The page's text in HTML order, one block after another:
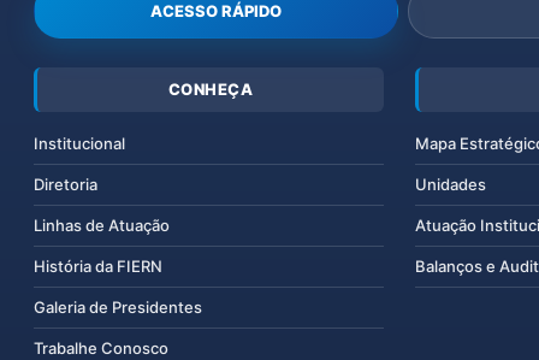
ACESSO RÁPIDO
CONHEÇA
Institucional
Diretoria
Linhas de Atuação
História da FIERN
Galeria de Presidentes
Trabalhe Conosco
Mapa
Unidades
Atuação
Balanços e